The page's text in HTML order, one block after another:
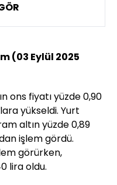
(03 Eylül 2025
ons fiyatı yüzde 0,90
yükseldi. Yurt
altın yüzde 0,89
işlem gördü.
görürken,
lira oldu.